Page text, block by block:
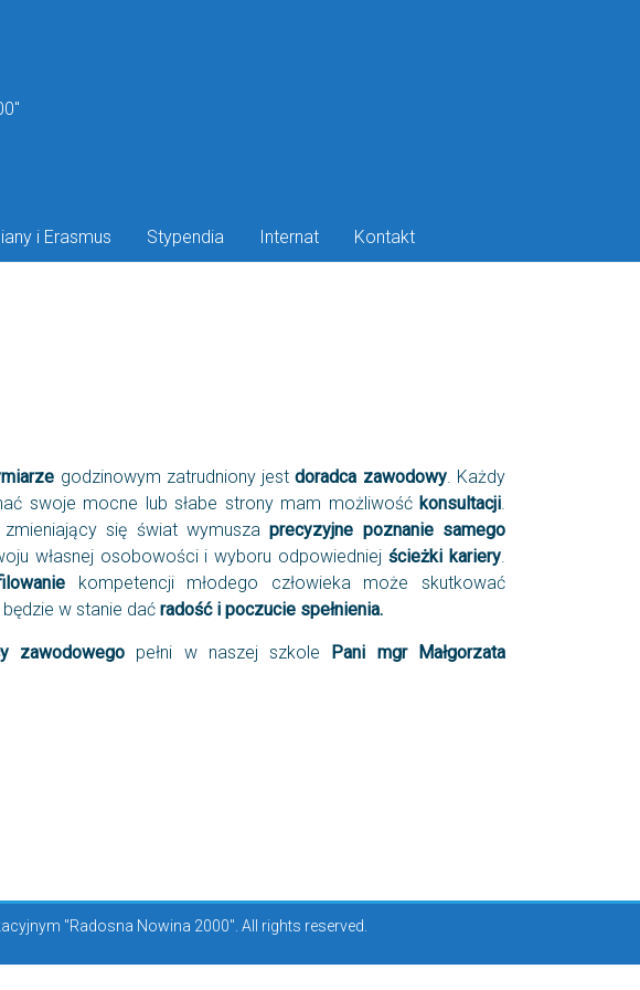
i Erasmus Stypendia Internat Kontakt
godzinowym zatrudniony jestdoradca zawodowy. Każdy
swoje mocne lub słabe strony mam możliwość konsultacji.
zmieniający się świat wymuszaprecyzyjne poznanie samego
własnej osobowości i wyboru odpowiedniejścieżki kariery.
kompetencji młodego człowieka może skutkować
w stanie dać radość i poczucie spełnienia.
zawodowegopełni w naszej szkole Pani mgr Małgorzata
"Radosna Nowina 2000". All rights reserved.